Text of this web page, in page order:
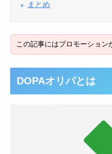
まとめ
DOPAオリパとは